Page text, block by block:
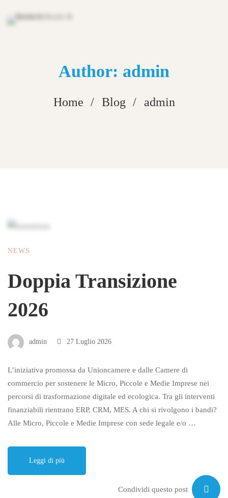
Author: admin
Home Blog admin
NEWS
Doppia Transizione
2026
admin 27 Luglio 2026
L’iniziativa promossa da Unioncamere e dalle Camere di
commercio per sostenere le Micro, Piccole e Medie Imprese nei
percorsi di trasformazione digitale ed ecologica. Tra gli interventi
finanziabili rientrano ERP, CRM, MES. A chi si rivolgono i bandi?
Alle Micro, Piccole e Medie Imprese con sede legale e/o …
Leggi di più
Condividi questo post